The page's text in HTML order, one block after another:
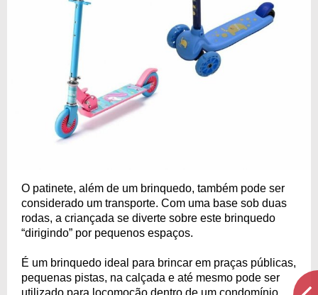
O patinete, além de um brinquedo, também pode ser
considerado um transporte. Com uma base sob duas
rodas, a criançada se diverte sobre este brinquedo
“dirigindo” por pequenos espaços.
É um brinquedo ideal para brincar em praças públicas,
pequenas pistas, na calçada e até mesmo pode ser
utilizado para locomoção dentro de um condomínio.